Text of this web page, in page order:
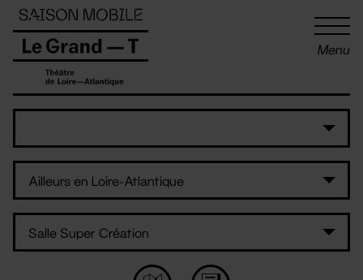
Menu
Panneau de gestion des cookies